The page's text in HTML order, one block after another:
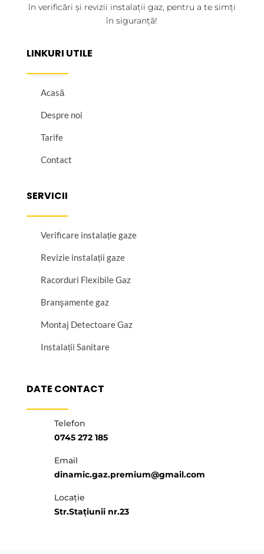
în verificări și revizii instalații gaz, pentru a te simți
în siguranță!
LINKURI UTILE
Acasă
Despre noi
Tarife
Contact
SERVICII
Verificare instalație gaze
Revizie instalații gaze
Racorduri Flexibile Gaz
Branşamente gaz
Montaj Detectoare Gaz
Instalații Sanitare
DATE CONTACT
Telefon
0745 272 185
Email
dinamic.gaz.premium@gmail.com
Locație
Str.Stațiunii nr.23